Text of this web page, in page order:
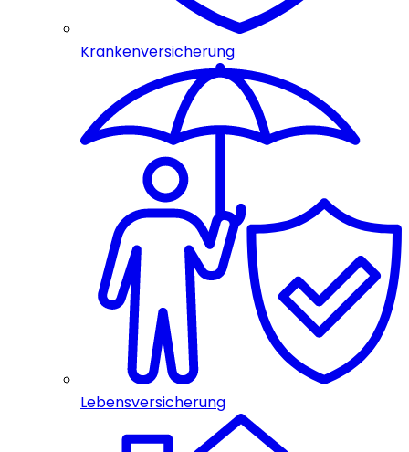
Krankenversicherung
Lebensversicherung